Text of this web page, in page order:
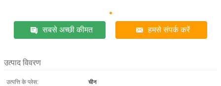
सबसे अच्छी कीमत हमसे संपर्क करें
उत्पाद विवरण
उत्पत्ति के प्लेस:
चीन